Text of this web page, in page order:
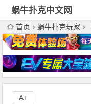
蜗牛扑克中文网
首页 蜗牛扑克玩家
A+